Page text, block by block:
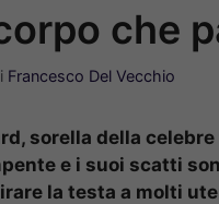
che
Francesco Del Vecchio
sorella della
e i suoi scatti
la testa a molti